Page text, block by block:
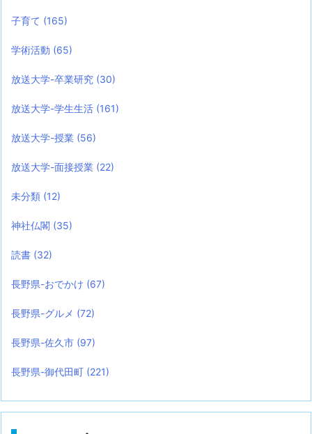
子育て (165)
学術活動 (65)
放送大学-卒業研究 (30)
放送大学-学生生活 (161)
放送大学-授業 (56)
放送大学-面接授業 (22)
未分類 (12)
神社仏閣 (35)
読書 (32)
長野県-おでかけ (67)
長野県-グルメ (72)
長野県-佐久市 (97)
長野県-御代田町 (221)